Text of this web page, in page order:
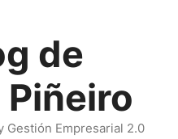
de
Piñeiro
Gestión Empresarial 2.0